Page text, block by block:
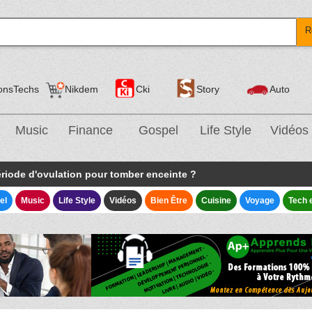
Nikdem Cki Story Auto
Music Finance Gospel Life Style Vidéos
d'ovulation pour tomber enceinte ?
Music Life Style Vidéos Bien Être Cuisine Voyage Tech